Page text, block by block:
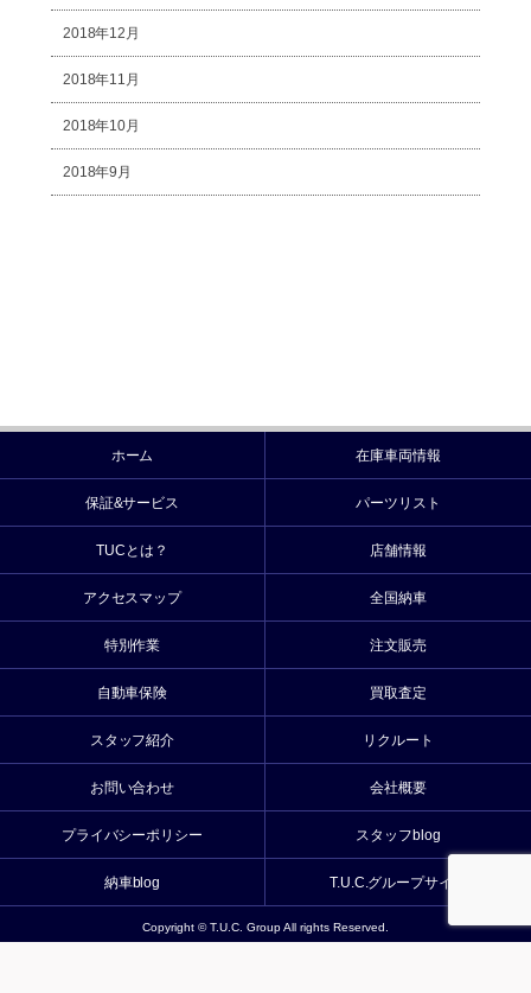
2018年12月
2018年11月
2018年10月
2018年9月
ホーム 在庫車両情報
保証&サービス パーツリスト
TUCとは？ 店舗情報
アクセスマップ 全国納車
特別作業 注文販売
自動車保険 買取査定
スタッフ紹介 リクルート
お問い合わせ 会社概要
プライバシーポリシー スタッフblog
納車blog T.U.C.グループサイト
Copyright © T.U.C. Group All rights Reserved.